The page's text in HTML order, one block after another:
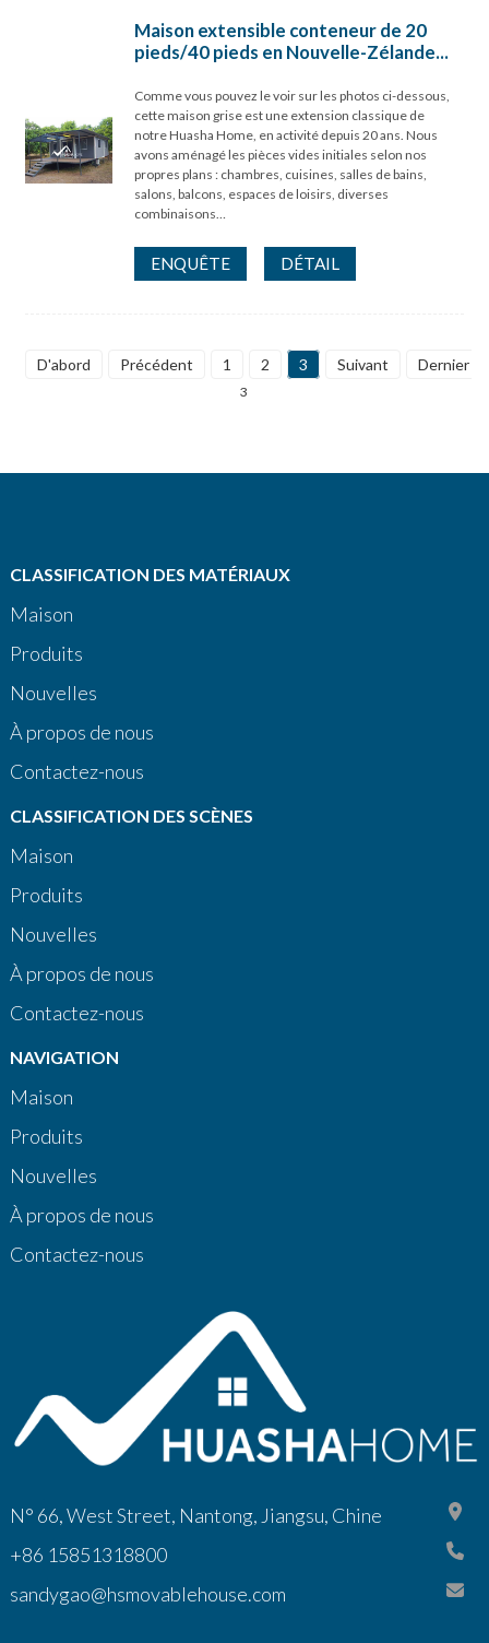
Maison extensible conteneur de 20
pieds/40 pieds en Nouvelle-Zélande...
Comme vous pouvez le voir sur les photos ci-dessous,
cette maison grise est une extension classique de
notre Huasha Home, en activité depuis 20 ans. Nous
avons aménagé les pièces vides initiales selon nos
propres plans : chambres, cuisines, salles de bains,
salons, balcons, espaces de loisirs, diverses
combinaisons…
ENQUÊTE DÉTAIL
D'abord Précédent 1 2 3 Suivant Dernier
3
CLASSIFICATION DES MATÉRIAUX
Maison
Produits
Nouvelles
À propos de nous
Contactez-nous
CLASSIFICATION DES SCÈNES
Maison
Produits
Nouvelles
À propos de nous
Contactez-nous
NAVIGATION
Maison
Produits
Nouvelles
À propos de nous
Contactez-nous
N° 66, West Street, Nantong, Jiangsu, Chine
+86 15851318800
sandygao@hsmovablehouse.com